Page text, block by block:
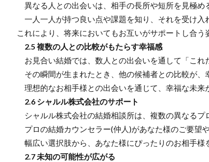
異なる人との出会いは、相手の長所や短所を見極め
一人一人が持つ良い点や課題を知り、それを受け入
これにより、将来においてもお互いがサポートし合う
2.5 複数の人との比較がもたらす幸福感
お見合い結婚では、数人との出会いを通して「これ
その瞬間が生まれたとき、他の候補者との比較が、
理想的なお相手様との出会いを通じて、幸福な未来
2.6 シャルル株式会社のサポート
シャルル株式会社の結婚相談所は、複数の異なるプ
プロの結婚カウンセラー(仲人)があなた様のご要望
幅広い選択肢から、あなた様にぴったりのお相手様
2.7 未知の可能性が広がる